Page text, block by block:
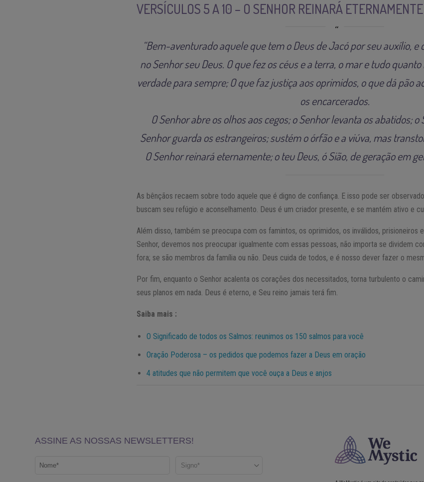
VERSÍCULOS 5 A 10 – O SENHOR REINARÁ ETERNAMENTE
“Bem-aventurado aquele que tem o Deus de Jacó por seu auxílio, e
no Senhor seu Deus. O que fez os céus e a terra, o mar e tudo
verdade para sempre; O que faz justiça aos oprimidos, o que dá pão
os encarcerados.
O Senhor abre os olhos aos cegos; o Senhor levanta os abatidos; o
Senhor guarda os estrangeiros; sustém o órfão e a viúva, mas
O Senhor reinará eternamente; o teu Deus, ó Sião, de geração em
As bênçãos recaem sobre todo aquele que é digno de confiança. E isso pode ser
buscam seu refúgio e aconselhamento. Deus é um criador presente, e se mantém ativo e
Além disso, também se preocupa com os famintos, os oprimidos, os inválidos, prisioneiros
Senhor, devemos nos preocupar igualmente com essas pessoas, não importa se dividem
fora; se são membros da família ou não. Deus cuida de todos, e é nosso dever fazer o
Por fim, enquanto o Senhor acalenta os corações dos necessitados, torna turbulento o
seus planos em nada. Deus é eterno, e Seu reino jamais terá fim.
Saiba mais :
O Significado de todos os Salmos: reunimos os 150 salmos para você
Oração Poderosa – os pedidos que podemos fazer a Deus em oração
4 atitudes que não permitem que você ouça a Deus e anjos